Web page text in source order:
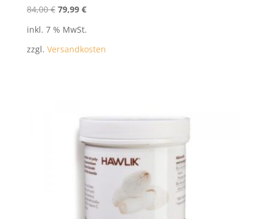
84,00€ Ursprünglicher
war:
84,00 €
79,99 €Aktueller
ist:
79,99 €.
inkl. 7 % MwSt.
zzgl. Versandkosten